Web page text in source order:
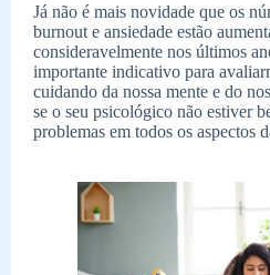
Já não é mais novidade que os
burnout e ansiedade estão
consideravelmente nos últimos
importante indicativo para
cuidando da nossa mente e do
se o seu psicológico não estiver
problemas em todos os aspectos